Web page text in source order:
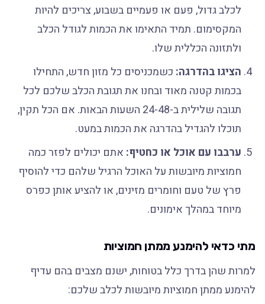
לכלב גדול, פעם או פעמיים בשבוע, צריכים להיות
המקסימום. תמיד התאימו את הכמות לגודל הכלב
ולתזונה הכללית שלו.
הציגו בהדרגה:כשמכניסים כל מזון חדש, התחילו
בכמות קטנה מאוד ובחנו את תגובת הכלב שלכם לכל
תגובה שלילית ב-24-48 השעות הבאות. אם הכל תקין,
תוכלו להגדיל בהדרגה את הכמות במעט.
ערבבו עם אוכל או כחטיף:אתם יכולים לפזר כמה
חמוציות מיובשות על האוכל הרגיל שלהם כדי להוסיף
פרץ של טעם וחומרים מזינים, או להציע אותן כפרס
מיוחד במהלך אימונים.
מתי כדאי להימנע ממתן חמוציות
למרות שהן בדרך כלל בטוחות, ישנם מצבים בהם עדיף
להימנע ממתן חמוציות מיובשות לכלב שלכם: